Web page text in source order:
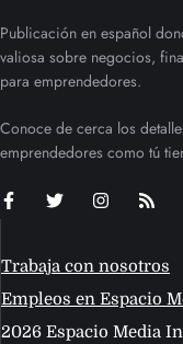
Publicación en español
valiosa sobre negocios,
para emprendedores.
Conoce de cerca los
emprendedores como tú
Trabaja con nosotros
Empleos en Espacio
2026 Espacio Media